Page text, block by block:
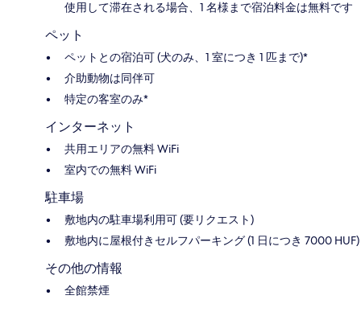
使用して滞在される場合、1 名様まで宿泊料金は無料です
ペット
ペットとの宿泊可 (犬のみ、1 室につき 1 匹まで)*
介助動物は同伴可
特定の客室のみ*
インターネット
共用エリアの無料 WiFi
室内での無料 WiFi
駐車場
敷地内の駐車場利用可 (要リクエスト)
敷地内に屋根付きセルフパーキング (1 日につき 7000 HUF)
その他の情報
全館禁煙